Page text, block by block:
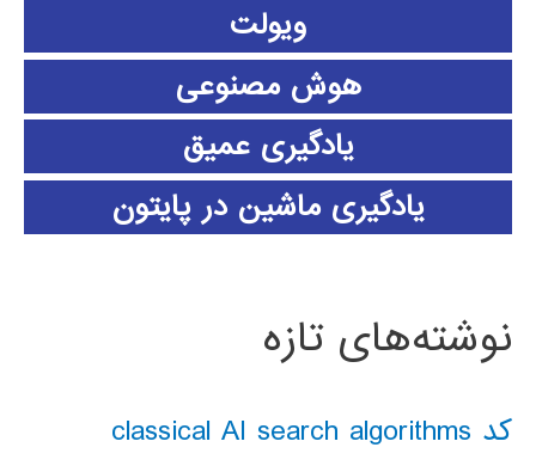
ویولت
هوش مصنوعی
یادگیری عمیق
یادگیری ماشین در پایتون
نوشته‌های تازه
کد classical AI search algorithms